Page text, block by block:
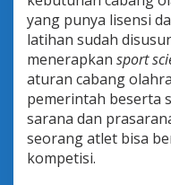
yang punya lisensi
latihan sudah
menerapkan sport
aturan cabang
pemerintah beserta
sarana dan
seorang atlet bisa
kompetisi.